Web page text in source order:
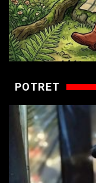
POTRET